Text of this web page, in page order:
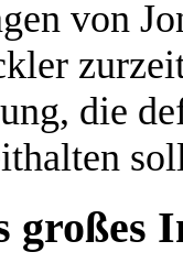
von
die
großes